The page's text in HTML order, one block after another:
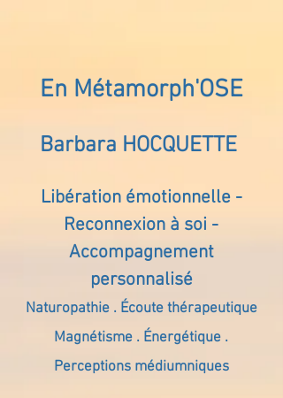
En Métamorph'OSE
Barbara HOCQUETTE
Libération émotionnelle -
Reconnexion à soi -
Accompagnement
personnalisé
Naturopathie . Écoute thérapeutique
Magnétisme . Énergétique .
Perceptions médiumniques